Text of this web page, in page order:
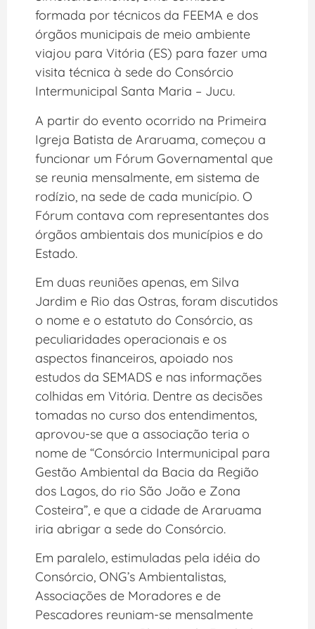
formada por técnicos da FEEMA e dos
órgãos municipais de meio ambiente
viajou para Vitória (ES) para fazer uma
visita técnica à sede do Consórcio
Intermunicipal Santa Maria – Jucu.
A partir do evento ocorrido na Primeira
Igreja Batista de Araruama, começou a
funcionar um Fórum Governamental que
se reunia mensalmente, em sistema de
rodízio, na sede de cada município. O
Fórum contava com representantes dos
órgãos ambientais dos municípios e do
Estado.
Em duas reuniões apenas, em Silva
Jardim e Rio das Ostras, foram discutidos
o nome e o estatuto do Consórcio, as
peculiaridades operacionais e os
aspectos financeiros, apoiado nos
estudos da SEMADS e nas informações
colhidas em Vitória. Dentre as decisões
tomadas no curso dos entendimentos,
aprovou-se que a associação teria o
nome de “Consórcio Intermunicipal para
Gestão Ambiental da Bacia da Região
dos Lagos, do rio São João e Zona
Costeira”, e que a cidade de Araruama
iria abrigar a sede do Consórcio.
Em paralelo, estimuladas pela idéia do
Consórcio, ONG’s Ambientalistas,
Associações de Moradores e de
Pescadores reuniam-se mensalmente